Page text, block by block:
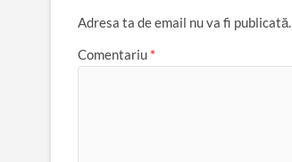
Adresa ta de email nu va fi publicată.
Comentariu *